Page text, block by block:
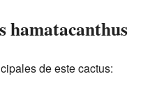
hamatacanthus
de este cactus: